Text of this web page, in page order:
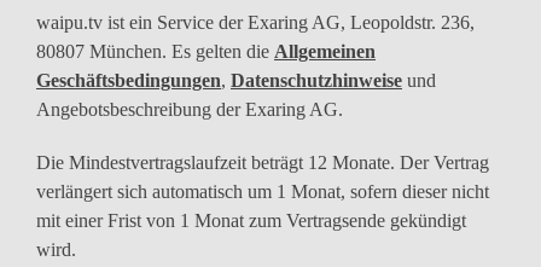
waipu.tv ist ein Service der Exaring AG, Leopoldstr. 236,
80807 München. Es gelten die Allgemeinen
Geschäftsbedingungen, Datenschutzhinweiseund
Angebotsbeschreibung der Exaring AG.
Die Mindestvertragslaufzeit beträgt 12 Monate. Der Vertrag
verlängert sich automatisch um 1 Monat, sofern dieser nicht
mit einer Frist von 1 Monat zum Vertragsende gekündigt
wird.